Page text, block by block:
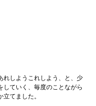
れしようこれしよう、と、少
していく、毎度のことながら
てました。